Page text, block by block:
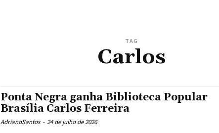
TAG
Carlos
Ponta Negra ganha Biblioteca Popular
Brasília Carlos Ferreira
AdrianoSantos - 24 de julho de 2026